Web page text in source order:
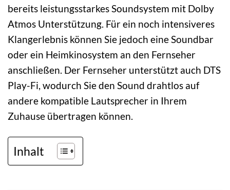
bereits leistungsstarkes Soundsystem mit Dolby
Atmos Unterstützung. Für ein noch intensiveres
Klangerlebnis können Sie jedoch eine Soundbar
oder ein Heimkinosystem an den Fernseher
anschließen. Der Fernseher unterstützt auch DTS
Play-Fi, wodurch Sie den Sound drahtlos auf
andere kompatible Lautsprecher in Ihrem
Zuhause übertragen können.
Inhalt